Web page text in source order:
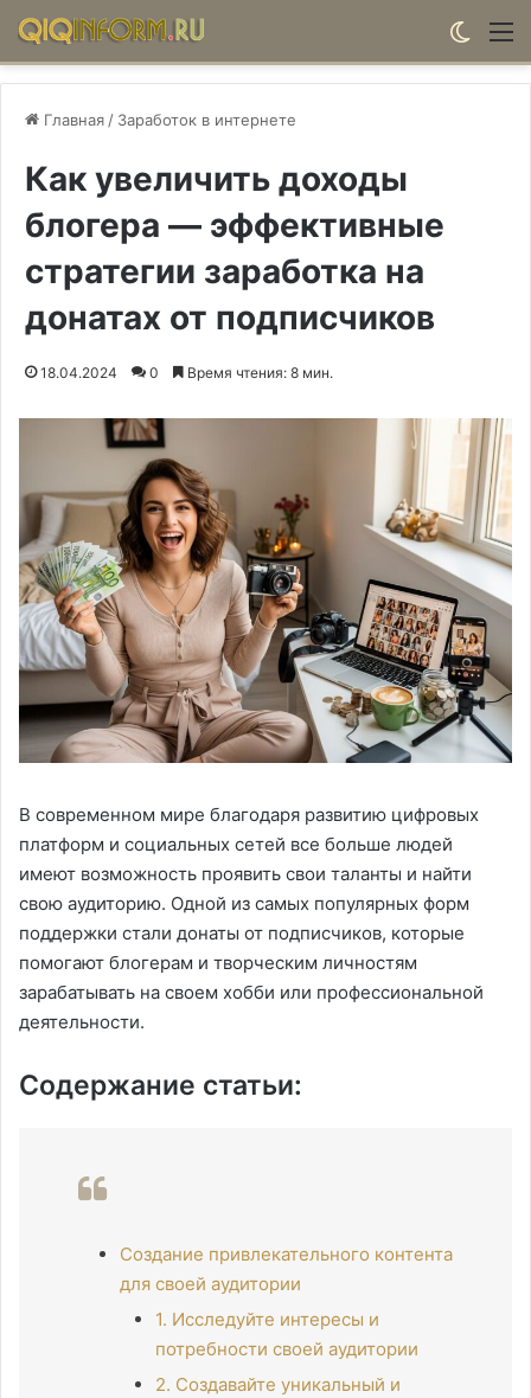
Главная / Заработок в интернете
Как увеличить доходы
блогера — эффективные
стратегии заработка на
донатах от подписчиков
18.04.2024 0 Время чтения: 8 мин.
В современном мире благодаря развитию цифровых
платформ и социальных сетей все больше людей
имеют возможность проявить свои таланты и найти
свою аудиторию. Одной из самых популярных форм
поддержки стали донаты от подписчиков, которые
помогают блогерам и творческим личностям
зарабатывать на своем хобби или профессиональной
деятельности.
Содержание статьи:
Создание привлекательного контента
для своей аудитории
1. Исследуйте интересы и
потребности своей аудитории
2. Создавайте уникальный и